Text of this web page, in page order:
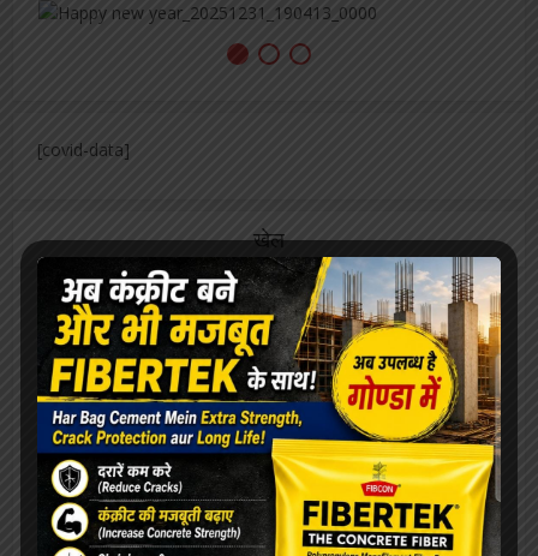
[covid-data]
खेल
मंडल के 52 लाख बच्चों को मिलेगी सेहत की सौगात, कृमि
मुक्ति अभियान 10 से
महाविद्यालय संस्थापिका की जयंती, विभिन्न
प्रतियोगिताओं का आयोजन
बीमारी भी नहीं रोक सकी ममता की धारा, जारी रहा
स्तनपान